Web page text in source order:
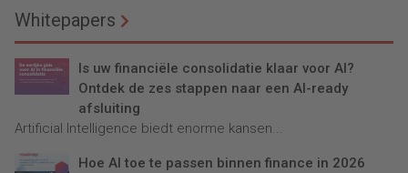
Whitepapers
Is uw financiële consolidatie klaar voor AI?
Ontdek de zes stappen naar een AI-ready
afsluiting
Artificial Intelligence biedt enorme kansen...
Hoe AI toe te passen binnen finance in 2026